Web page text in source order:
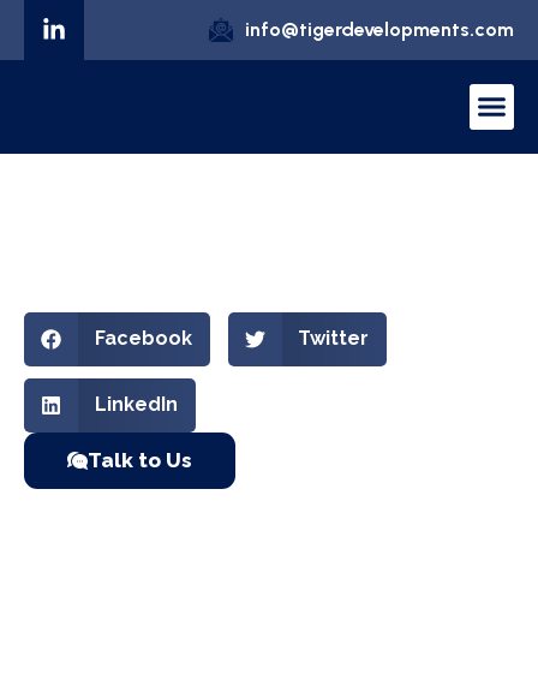
info@tigerdevelopments.com
Facebook Twitter
LinkedIn
Talk to Us